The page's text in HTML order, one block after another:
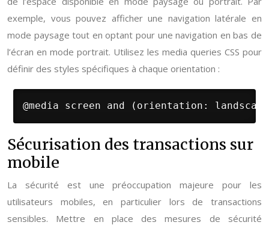
exemple, vous pouvez afficher une navigation latérale en
mode paysage tout en optant pour une navigation en bas de
l’écran en mode portrait. Utilisez les media queries CSS pour
définir des styles spécifiques à chaque orientation :
@media screen and (orientation:
Sécurisation des transactions sur
mobile
La sécurité est une préoccupation majeure pour les
utilisateurs mobiles, en particulier lors de transactions
sensibles. Mettre en place des mesures de sécurité